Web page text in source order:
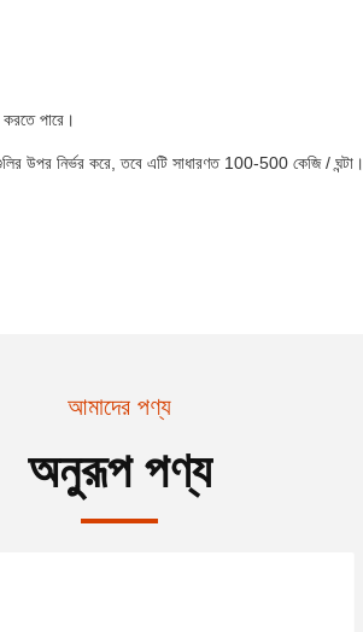
পারে।
উপর নির্ভর করে, তবে এটি সাধারণত 100-500 কেজি / ঘন্টা।
আমাদের পণ্য
অনুরূপ পণ্য